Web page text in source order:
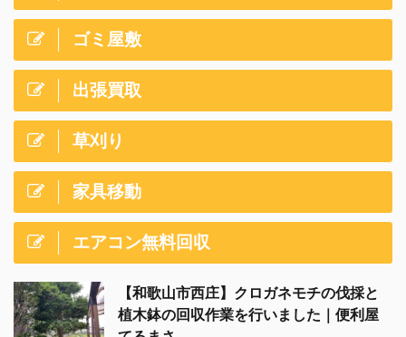
ゴミ屋敷
出張買取
草刈り
家具移動
エアコン無料回収
【和歌山市西庄】クロガネモチの伐採と
植木鉢の回収作業を行いました｜便利屋